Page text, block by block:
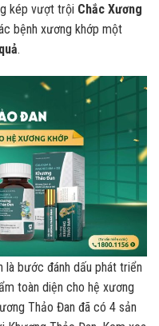
kép vượt trội Chắc Xương
bệnh xương khớp một
.
là bước đánh dấu phát triển
toàn diện cho hệ xương
Thảo Đan đã có 4 sản